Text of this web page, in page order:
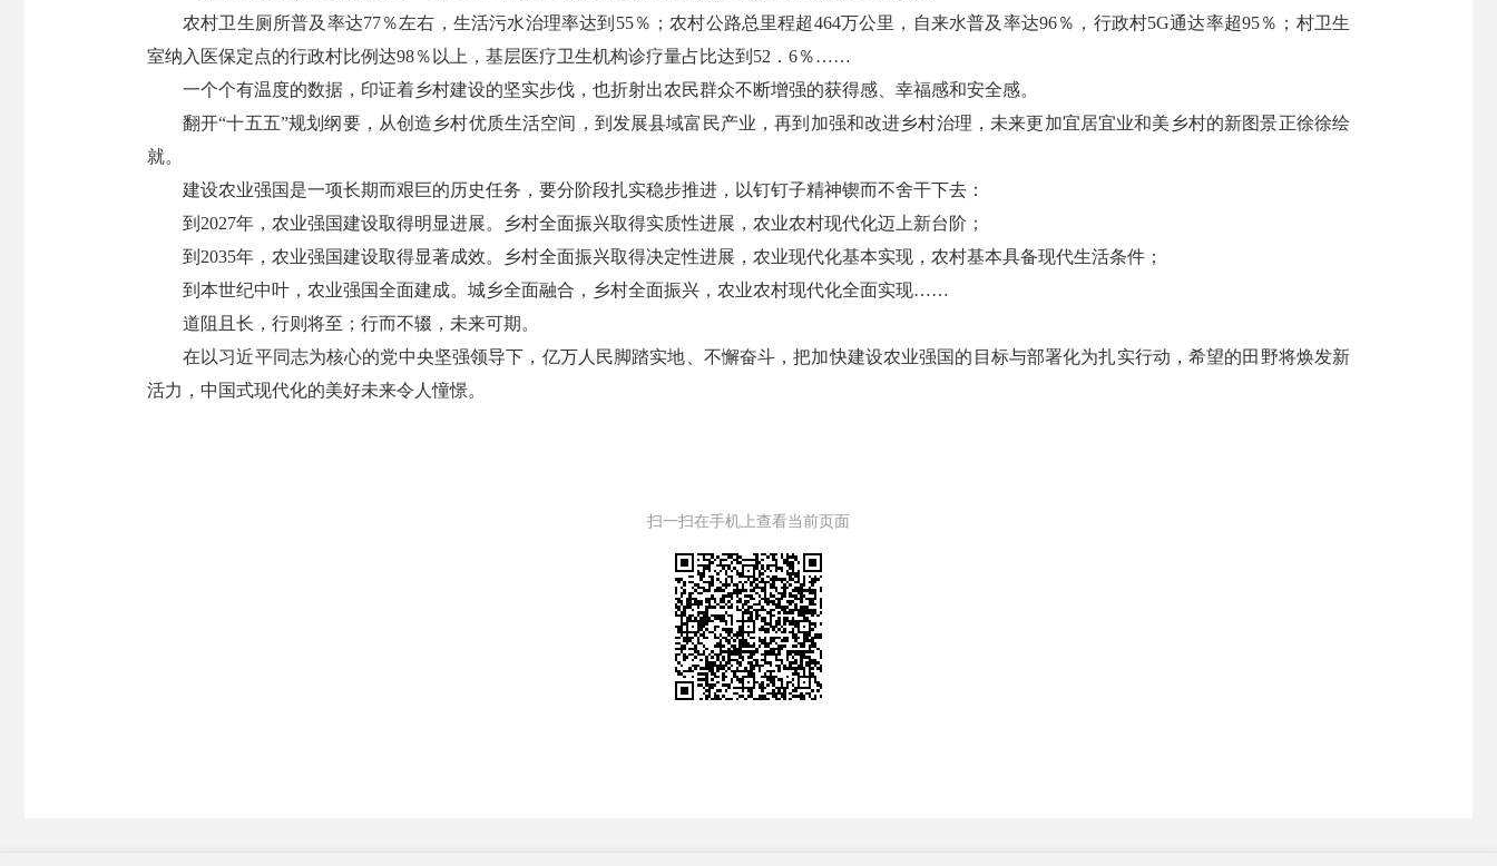
农村卫生厕所普及率达77％左右，生活污水治理率达到55％；农村公路总里程超464万公里，自来水普及率达96％，行政村5G通达率超95％；村卫生
室纳入医保定点的行政村比例达98％以上，基层医疗卫生机构诊疗量占比达到52．6％……
一个个有温度的数据，印证着乡村建设的坚实步伐，也折射出农民群众不断增强的获得感、幸福感和安全感。
翻开“十五五”规划纲要，从创造乡村优质生活空间，到发展县域富民产业，再到加强和改进乡村治理，未来更加宜居宜业和美乡村的新图景正徐徐绘
就。
建设农业强国是一项长期而艰巨的历史任务，要分阶段扎实稳步推进，以钉钉子精神锲而不舍干下去：
到2027年，农业强国建设取得明显进展。乡村全面振兴取得实质性进展，农业农村现代化迈上新台阶；
到2035年，农业强国建设取得显著成效。乡村全面振兴取得决定性进展，农业现代化基本实现，农村基本具备现代生活条件；
到本世纪中叶，农业强国全面建成。城乡全面融合，乡村全面振兴，农业农村现代化全面实现……
道阻且长，行则将至；行而不辍，未来可期。
在以习近平同志为核心的党中央坚强领导下，亿万人民脚踏实地、不懈奋斗，把加快建设农业强国的目标与部署化为扎实行动，希望的田野将焕发新
活力，中国式现代化的美好未来令人憧憬。
扫一扫在手机上查看当前页面